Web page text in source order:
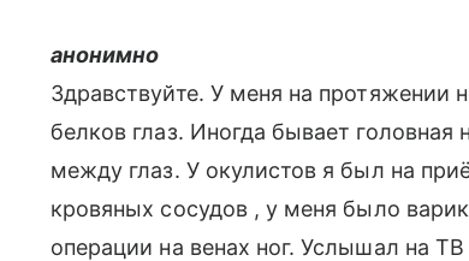
анонимно
Здравствуйте. У меня на протяжении
белков глаз. Иногда бывает
между глаз. У окулистов я был на
кровяных сосудов , у меня было
операции на венах ног. Услышал на